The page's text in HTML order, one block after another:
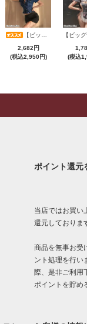
【ビッグサマーセール対象品】セクシーコスプレ(SEXYCOSPLAY) 2775
2,682円
(税込2,950円)
(税込
ポイント還元
当店ではお買い
還元しておりま
商品を無事お受
ント処理を行い
際、是非ご利用
ポイントを貯め